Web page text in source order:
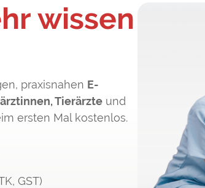
wissen
praxisnahen E-
Tierärzte und
ersten Mal kostenlos.
GST)